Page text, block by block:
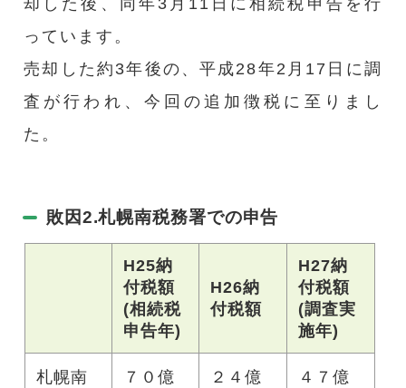
っています。
売却した約3年後の、平成28年2月17日に調
査が行われ、今回の追加徴税に至りまし
た。
敗因2.札幌南税務署での申告
H25納
付税額
(相続税
申告年)
H26納
付税額
H27納
付税額
(調査実
施年)
札幌南
７０億
２４億
４７億